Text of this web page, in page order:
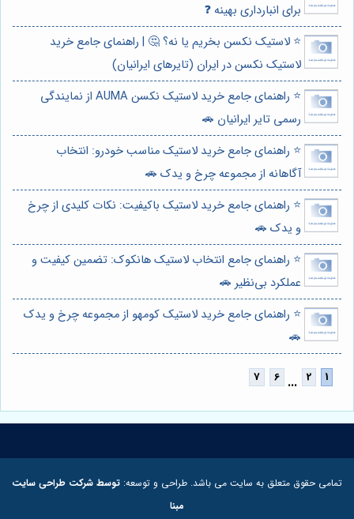
برای انبارداری بهینه ❓
⭐️ لاستیک نکسن بخریم یا نه؟ 🤔 | راهنمای جامع خرید
لاستیک نکسن در ایران (تایرهای ایرانیان)
⭐️ راهنمای جامع خرید لاستیک نکسن AUMA از نمایندگی
رسمی تایر ایرانیان 🚗
⭐️ راهنمای جامع خرید لاستیک مناسب خودرو: انتخاب
آگاهانه از مجموعه چرخ و یدک 🚗
⭐️ راهنمای جامع خرید لاستیک باکیفیت: نکات کلیدی از چرخ
و یدک 🚗
⭐️ راهنمای جامع انتخاب لاستیک هانکوک: تضمین کیفیت و
عملکرد بی‌نظیر 🚗
⭐️ راهنمای جامع خرید لاستیک کومهو از مجموعه چرخ و یدک
🚗
...
تمامی حقوق متعلق به سایت می باشد. طراحی و توسعه: توسط شرکت طراحی سایت
مبنا